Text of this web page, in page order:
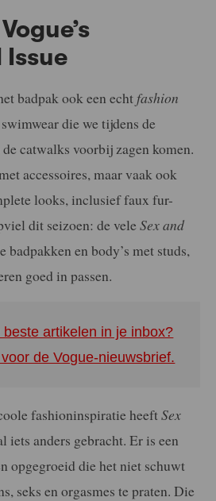
badpak ook een echt fashion
die we tijdens de
catwalks voorbij zagen komen.
accessoires, maar vaak ook
looks, inclusief faux fur-
dit seizoen: de vele Sex and
badpakken en body’s met studs,
goed in passen.
artikelen in je inbox?
de Vogue-nieuwsbrief.
fashioninspiratie heeftSex
iets anders gebracht. Er is een
opgegroeid die het niet schuwt
seks en orgasmes te praten. Die